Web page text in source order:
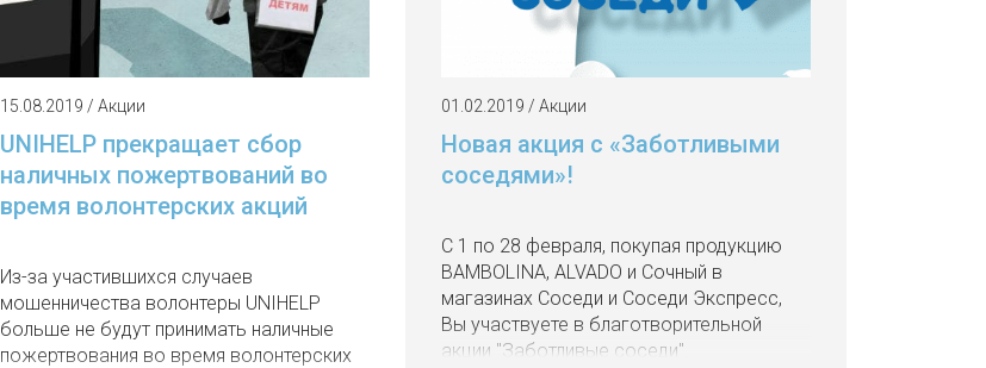
15.08.2019 / Акции
UNIHELP прекращает сбор
наличных пожертвований во
время волонтерских акций
Из-за участившихся случаев
мошенничества волонтеры UNIHELP
больше не будут принимать наличные
пожертвования во время волонтерских
01.02.2019 / Акции
Новая акция с «Заботливыми
соседями»!
С 1 по 28 февраля, покупая продукцию
BAMBOLINA, ALVADO и Сочный в
магазинах Соседи и Соседи Экспресс,
Вы участвуете в благотворительной
акции "Заботливые соседи".